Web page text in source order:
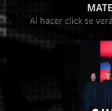
Al hacer click se